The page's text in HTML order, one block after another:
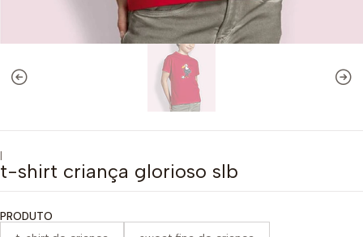
|
t-shirt criança glorioso slb
PRODUTO